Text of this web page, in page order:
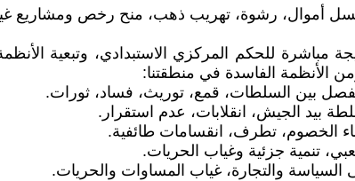
أموال، رشوة، تهريب ذهب، منح رخص ومشاريع
للحكم المركزي الاستبدادي، وتبعية
الأنظمة الفاسدة في منطقتنا:
بين السلطات، قمع، توريث، فساد، ثورات.
بيد الجيش، انقلابات، عدم استقرار.
الخصوم، تطرف، انقسامات طائفية.
تنمية جزئية وغياب الحريات.
السياسة والتجارة، غياب المساوات والحريات.